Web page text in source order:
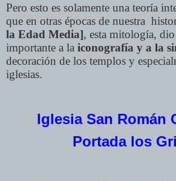
Pero esto es solamente una teoría
que en otras épocas de nuestra
la Edad Media], esta mitología,
importante a la iconografía y a la
decoración de los templos y
iglesias.
Iglesia San Román
Portadalos